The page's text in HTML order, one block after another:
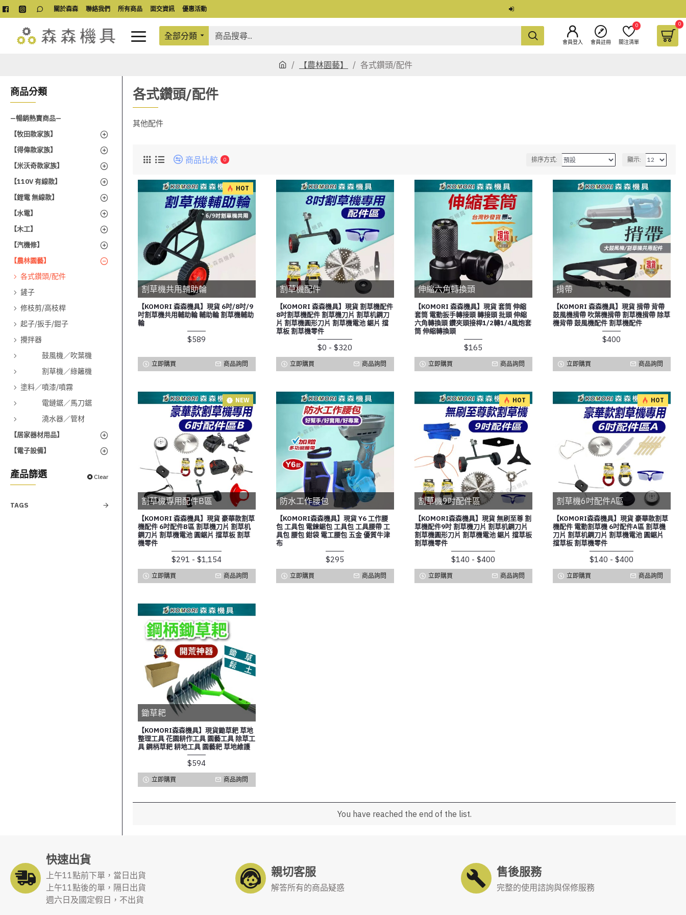
關於森森 聯絡我們 所有商品 面交資訊 優惠活動
全部分類
會員登入 會員註冊 關注清單
0 0
【農林園藝】 各式鑽頭/配件
商品分類
—暢銷熱賣商品—
【牧田款家族】
【得偉款家族】
【米沃奇款家族】
【110V 有線款】
【鋰電 無線款】
【水電】
【木工】
【汽機修】
【農林園藝】
各式鑽頭/配件
鏟子
修枝剪/高枝桿
起子/扳手/鉗子
攪拌器
鼓風機／吹葉機
割草機／綠籬機
塗料／噴漆/噴霧
電鏈鋸／馬刀鋸
澆水器／管材
【居家器材用品】
【電子設備】
產品篩選 Clear
TAGS
各式鑽頭/配件
其他配件
商品比較 0 排序方式: 顯示:
HOT
割草機共用輔助輪
【KOMORI 森森機具】現貨 6吋/8吋/9
吋割草機共用輔助輪 輔助輪 割草機輔助
輪
$589
立即購買 商品詢問
割草機配件
【KOMORI 森森機具】現貨 割草機配件
8吋割草機配件 割草機刀片 割草机鋼刀
片 割草機圓形刀片 割草機電池 鋸片 擋
草板 割草機零件
$0 - $320
立即購買 商品詢問
伸縮六角轉換頭
【KOMORI 森森機具】現貨 套筒 伸縮
套筒 電動扳手轉接頭 轉接頭 批頭 伸縮
六角轉換頭 鑽夾頭接桿1/2轉1/4風炮套
筒 伸縮轉換頭
$165
立即購買 商品詢問
揹帶
【KOMORI 森森機具】現貨 揹帶 背帶
鼓風機揹帶 吹葉機揹帶 割草機揹帶 除草
機背帶 鼓風機配件 割草機配件
$400
立即購買 商品詢問
NEW
割草機專用配件B區
【KOMORI 森森機具】現貨 豪華款割草
機配件 6吋配件B區 割草機刀片 割草机
鋼刀片 割草機電池 圓鋸片 擋草板 割草
機零件
$291 - $1,154
立即購買 商品詢問
防水工作腰包
【KOMORI森森機具】現貨 Y6 工作腰
包 工具包 電鍊鋸包 工具包 工具腰帶 工
具包 腰包 鉗袋 電工腰包 五金 優質牛津
布
$295
立即購買 商品詢問
HOT
割草機9吋配件區
【KOMORI森森機具】現貨 無刷至尊 割
草機配件9吋 割草機刀片 割草机鋼刀片
割草機圓形刀片 割草機電池 鋸片 擋草板
割草機零件
$140 - $400
立即購買 商品詢問
HOT
割草機6吋配件A區
【KOMORI森森機具】現貨 豪華款割草
機配件 電動割草機 6吋配件A區 割草機
刀片 割草机鋼刀片 割草機電池 圓鋸片
擋草板 割草機零件
$140 - $400
立即購買 商品詢問
鋤草耙
【KOMORI森森機具】現貨鋤草耙 草地
整理工具 花園耕作工具 園藝工具 除草工
具 鋼柄草耙 耕地工具 園藝耙 草地維護
$594
立即購買 商品詢問
You have reached the end of the list.
快速出貨
上午11點前下單，當日出貨
上午11點後的單，隔日出貨
週六日及國定假日，不出貨
親切客服
解答所有的商品疑惑
售後服務
完整的使用諮詢與保修服務